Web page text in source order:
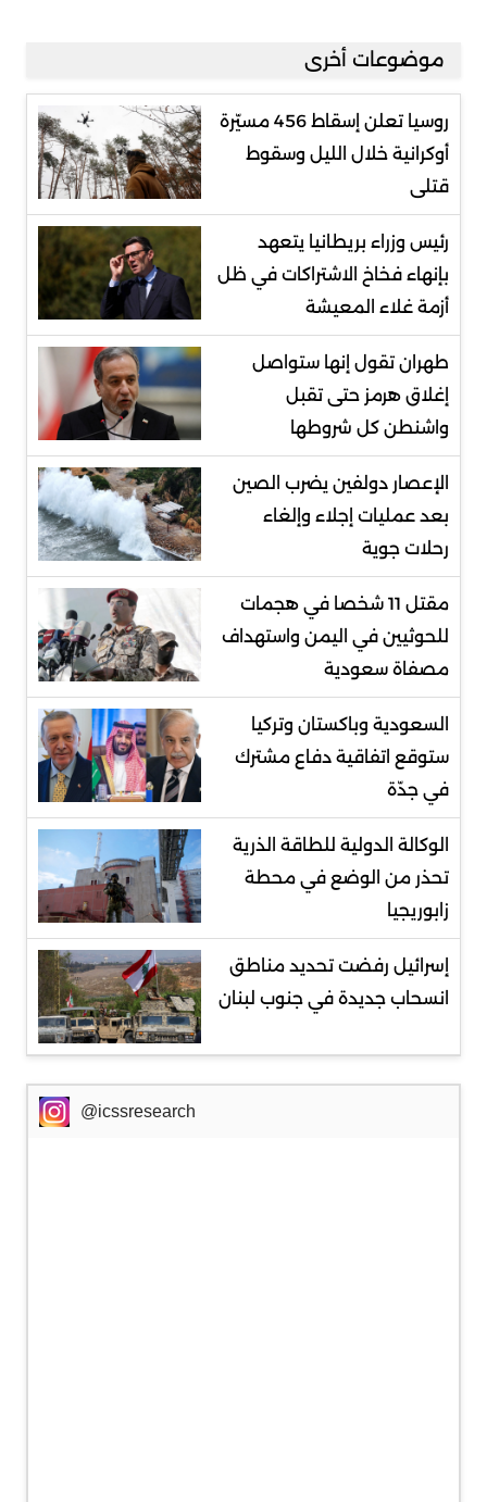
موضوعات أخرى
روسيا تعلن إسقاط 456 مسيّرة
أوكرانية خلال الليل وسقوط
قتلى
رئيس وزراء بريطانيا يتعهد
بإنهاء فخاخ الاشتراكات في ظل
أزمة غلاء المعيشة
طهران تقول إنها ستواصل
إغلاق هرمز حتى تقبل
واشنطن كل شروطها
الإعصار دولفين يضرب الصين
بعد عمليات إجلاء وإلغاء
رحلات جوية
مقتل 11 شخصا في هجمات
للحوثيين في اليمن واستهداف
مصفاة سعودية
السعودية وباكستان وتركيا
ستوقع اتفاقية دفاع مشترك
في جدّة
الوكالة الدولية للطاقة الذرية
تحذر من الوضع في محطة
زابوريجيا
إسرائيل رفضت تحديد مناطق
انسحاب جديدة في جنوب لبنان
@icssresearch